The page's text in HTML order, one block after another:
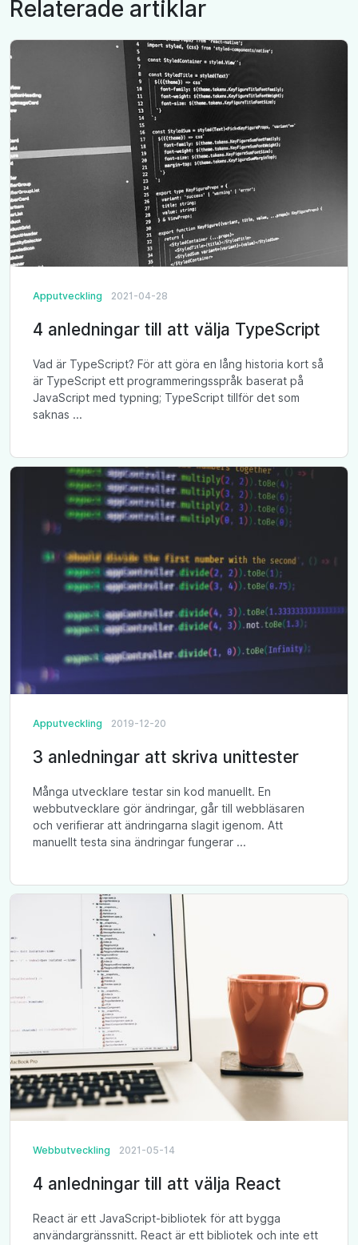
Relaterade artiklar
Apputveckling 2021-04-28
4 anledningar till att välja TypeScript
Vad är TypeScript? För att göra en lång historia kort så
är TypeScript ett programmeringsspråk baserat på
JavaScript med typning; TypeScript tillför det som
saknas ...
Apputveckling 2019-12-20
3 anledningar att skriva unittester
Många utvecklare testar sin kod manuellt. En
webbutvecklare gör ändringar, går till webbläsaren
och verifierar att ändringarna slagit igenom. Att
manuellt testa sina ändringar fungerar ...
Webbutveckling 2021-05-14
4 anledningar till att välja React
React är ett JavaScript-bibliotek för att bygga
användargränssnitt. React är ett bibliotek och inte ett